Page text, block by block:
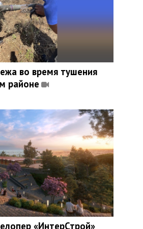
во время тушения
районе
«ИнтерСтрой»